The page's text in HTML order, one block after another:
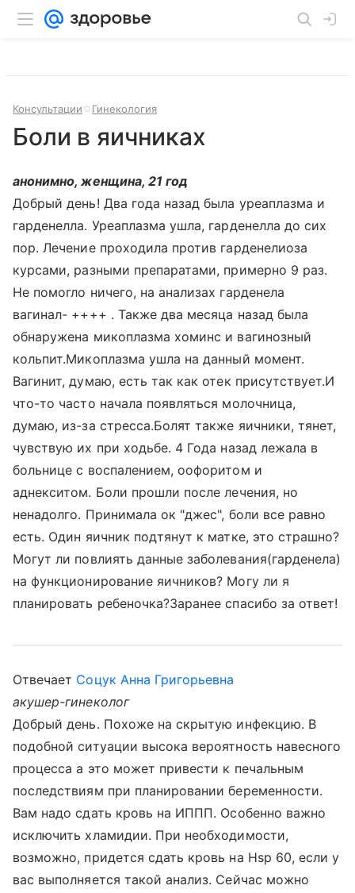
Консультации Гинекология
Боли в яичниках
анонимно, женщина, 21 год
Добрый день! Два года назад была уреаплазма и
гарденелла. Уреаплазма ушла, гарденелла до сих
пор. Лечение проходила против гарденелиоза
курсами, разными препаратами, примерно 9 раз.
Не помогло ничего, на анализах гарденела
вагинал- ++++ . Также два месяца назад была
обнаружена микоплазма хоминс и вагинозный
кольпит.Микоплазма ушла на данный момент.
Вагинит, думаю, есть так как отек присутствует.И
что-то часто начала появляться молочница,
думаю, из-за стресса.Болят также яичники, тянет,
чувствую их при ходьбе. 4 Года назад лежала в
больнице с воспалением, оофоритом и
аднекситом. Боли прошли после лечения, но
ненадолго. Принимала ок "джес", боли все равно
есть. Один яичник подтянут к матке, это страшно?
Могут ли повлиять данные заболевания(гарденела)
на функционирование яичников? Могу ли я
планировать ребеночка?Заранее спасибо за ответ!
Отвечает Соцук Анна Григорьевна
акушер-гинеколог
Добрый день. Похоже на скрытую инфекцию. В
подобной ситуации высока вероятность навесного
процесса а это может привести к печальным
последствиям при планировании беременности.
Вам надо сдать кровь на ИППП. Особенно важно
исключить хламидии. При необходимости,
возможно, придется сдать кровь на Hsp 60, если у
вас выполняется такой анализ. Сейчас можно